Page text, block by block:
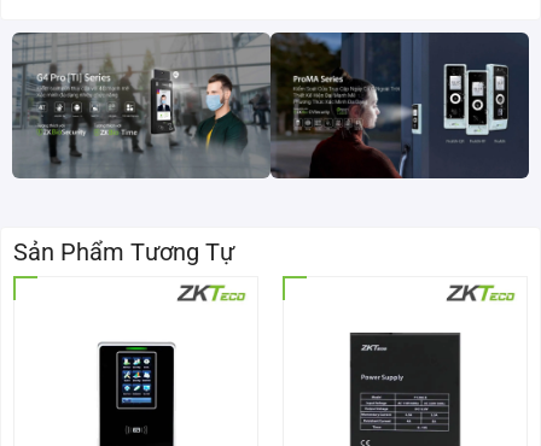
Mã sản phẩm BS-52O12K / BS-52O13K
Cảm biến hình
ảnh
1/2.9” 2MP Sony Low Light Sensor
1920(H) x 1080(V)
Sản Phẩm Tương Tự